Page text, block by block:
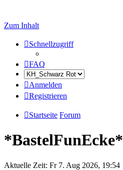
Zum Inhalt
Schnellzugriff
FAQ
Anmelden
Registrieren
Startseite Forum
*BastelFunEcke*
Aktuelle Zeit: Fr 7. Aug 2026, 19:54